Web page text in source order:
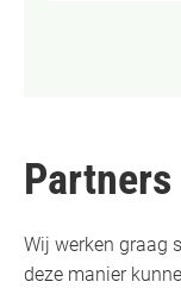
Partners
Wij werken graag
deze manier